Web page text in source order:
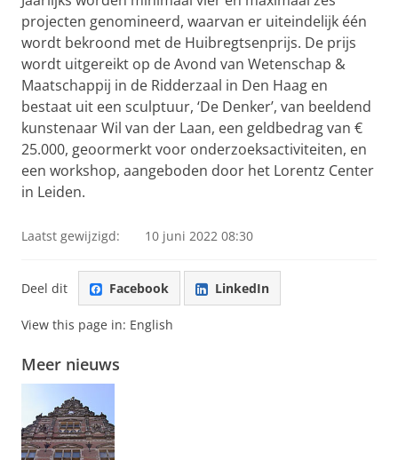
projecten genomineerd, waarvan er uiteindelijk één
wordt bekroond met de Huibregtsenprijs. De prijs
wordt uitgereikt op de Avond van Wetenschap &
Maatschappij in de Ridderzaal in Den Haag en
bestaat uit een sculptuur, ‘De Denker’, van beeldend
kunstenaar Wil van der Laan, een geldbedrag van €
25.000, geoormerkt voor onderzoeksactiviteiten, en
een workshop, aangeboden door het Lorentz Center
in Leiden.
Laatst gewijzigd: 10 juni 2022 08:30
Deel dit Facebook LinkedIn
View this page in: English
Meer nieuws